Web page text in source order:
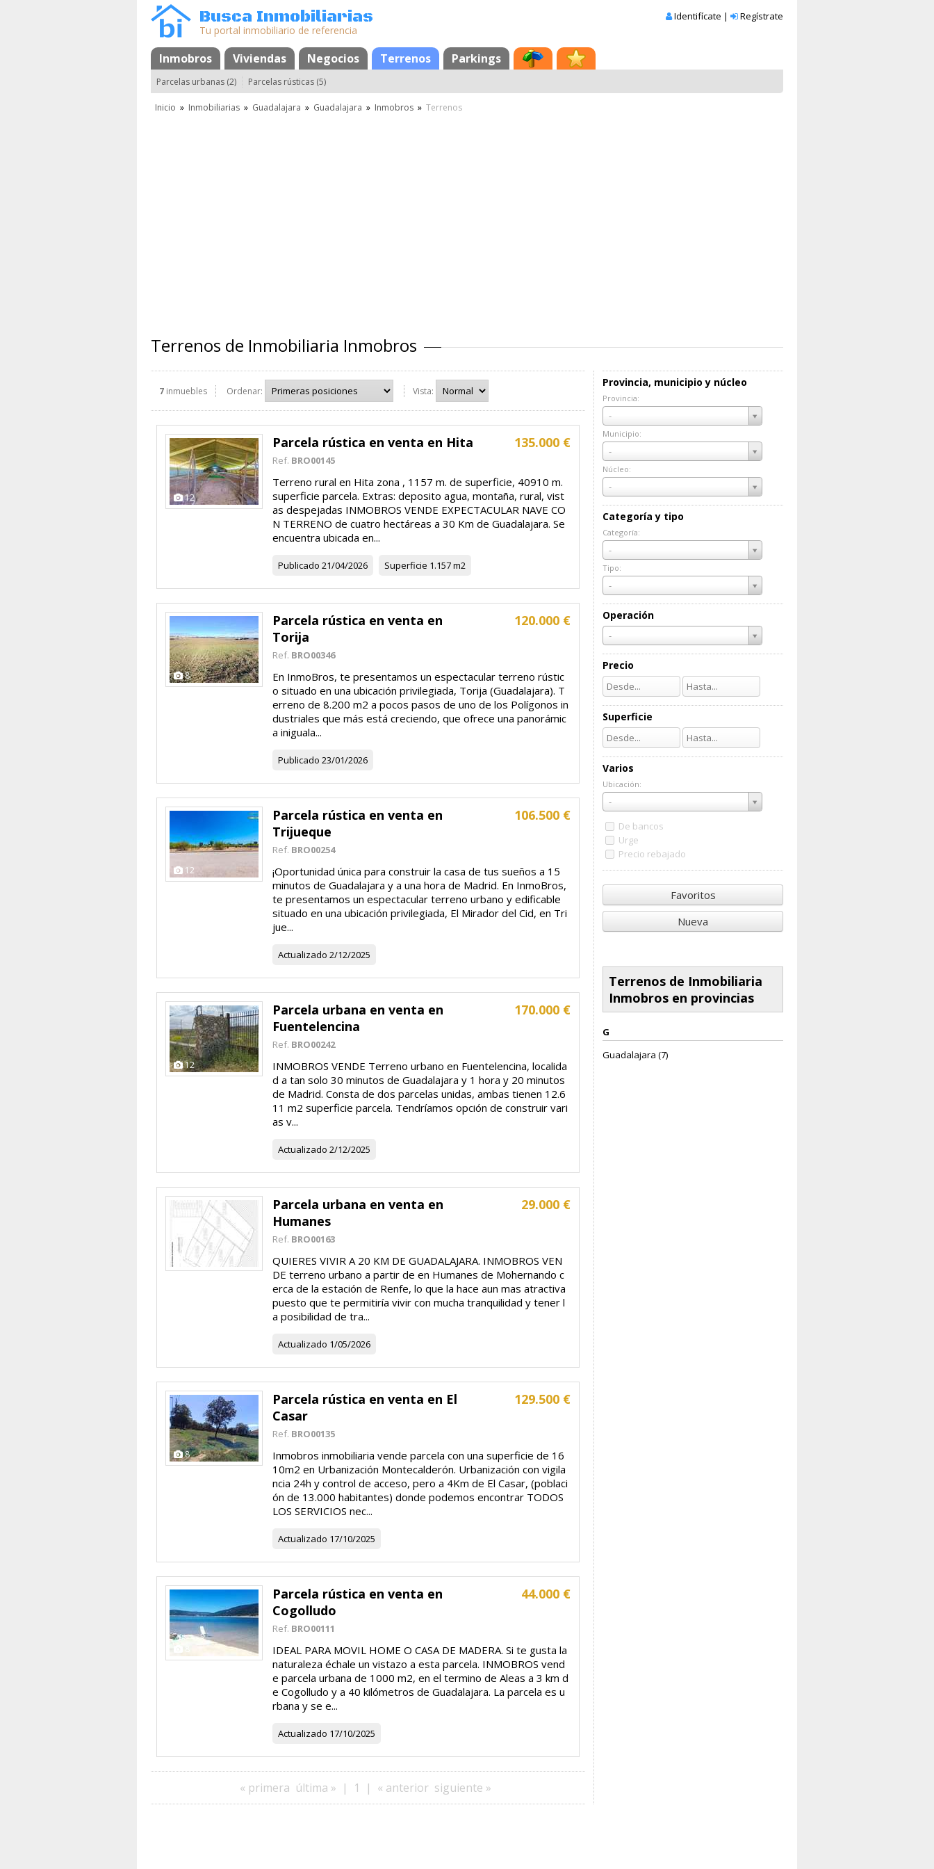
Busca Inmobiliarias
Tu portal inmobiliario de referencia
Identifícate | Regístrate
Inmobros Viviendas Negocios Terrenos Parkings
MapaFavoritos
Parcelas urbanas (2) Parcelas rústicas (5)
Inicio » Inmobiliarias » Guadalajara » Guadalajara » Inmobros » Terrenos
Terrenos de Inmobiliaria Inmobros
Provincia, municipio y núcleo
Provincia:
-
Provincia:
Municipio:
-
Municipio:
Núcleo:
-
Núcleo:
Categoría y tipo
Categoría:
-
Categoría:
Tipo:
-
Tipo:
Operación
-
Precio
Superficie
Varios
Ubicación:
-
Ubicación:
De bancos
Urge
Precio rebajado
Favoritos
Nueva
Terrenos de Inmobiliaria
Inmobros en provincias
G
Guadalajara (7)
7 inmuebles Ordenar: Vista:
12
135.000 €
Parcela rústica en venta en Hita
Ref. BRO00145
Terreno rural en Hita zona , 1157 m. de superficie, 40910 m.
superficie parcela. Extras: deposito agua, montaña, rural, vist
as despejadas INMOBROS VENDE EXPECTACULAR NAVE CO
N TERRENO de cuatro hectáreas a 30 Km de Guadalajara. Se
encuentra ubicada en...
Publicado 21/04/2026 Superficie 1.157 m2
8
120.000 €
Parcela rústica en venta en
Torija
Ref. BRO00346
En InmoBros, te presentamos un espectacular terreno rústic
o situado en una ubicación privilegiada, Torija (Guadalajara). T
erreno de 8.200 m2 a pocos pasos de uno de los Polígonos in
dustriales que más está creciendo, que ofrece una panorámic
a iniguala...
Publicado 23/01/2026
12
106.500 €
Parcela rústica en venta en
Trijueque
Ref. BRO00254
¡Oportunidad única para construir la casa de tus sueños a 15
minutos de Guadalajara y a una hora de Madrid. En InmoBros,
te presentamos un espectacular terreno urbano y edificable
situado en una ubicación privilegiada, El Mirador del Cid, en Tri
jue...
Actualizado 2/12/2025
12
170.000 €
Parcela urbana en venta en
Fuentelencina
Ref. BRO00242
INMOBROS VENDE Terreno urbano en Fuentelencina, localida
d a tan solo 30 minutos de Guadalajara y 1 hora y 20 minutos
de Madrid. Consta de dos parcelas unidas, ambas tienen 12.6
11 m2 superficie parcela. Tendríamos opción de construir vari
as v...
Actualizado 2/12/2025
12
29.000 €
Parcela urbana en venta en
Humanes
Ref. BRO00163
QUIERES VIVIR A 20 KM DE GUADALAJARA. INMOBROS VEN
DE terreno urbano a partir de en Humanes de Mohernando c
erca de la estación de Renfe, lo que la hace aun mas atractiva
puesto que te permitiría vivir con mucha tranquilidad y tener l
a posibilidad de tra...
Actualizado 1/05/2026
8
129.500 €
Parcela rústica en venta en El
Casar
Ref. BRO00135
Inmobros inmobiliaria vende parcela con una superficie de 16
10m2 en Urbanización Montecalderón. Urbanización con vigila
ncia 24h y control de acceso, pero a 4Km de El Casar, (poblaci
ón de 13.000 habitantes) donde podemos encontrar TODOS
LOS SERVICIOS nec...
Actualizado 17/10/2025
44.000 €
Parcela rústica en venta en
Cogolludo
Ref. BRO00111
IDEAL PARA MOVIL HOME O CASA DE MADERA. Si te gusta la
naturaleza échale un vistazo a esta parcela. INMOBROS vend
e parcela urbana de 1000 m2, en el termino de Aleas a 3 km d
e Cogolludo y a 40 kilómetros de Guadalajara. La parcela es u
rbana y se e...
Actualizado 17/10/2025
« primera última » | 1 | « anterior siguiente »